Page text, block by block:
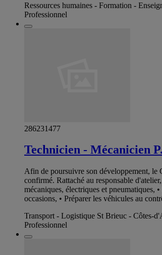
Ressources humaines - Formation -
Professionnel
286231477
Technicien - Mécanicien
Afin de poursuivre son développement,
confirmé. Rattaché au responsable
mécaniques, électriques et pneumatiques,
occasions, • Préparer les véhicules au
Transport - Logistique St Brieuc - Côtes-
Professionnel